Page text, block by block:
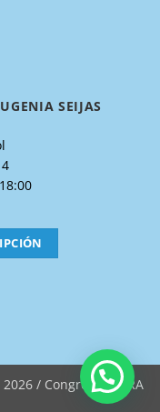
SEIJAS
/ Congreso LASRA